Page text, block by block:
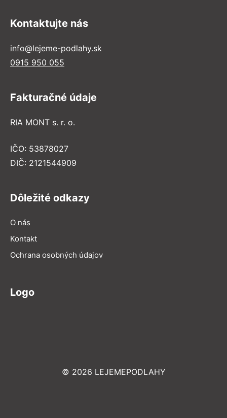
Kontaktujte nás
info@lejeme-podlahy.sk
0915 950 055
Fakturačné údaje
RIA MONT s. r. o.
IČO: 53878027
DIČ: 2121544909
Dôležité odkazy
O nás
Kontakt
Ochrana osobných údajov
Logo
© 2026 LEJEMEPODLAHY